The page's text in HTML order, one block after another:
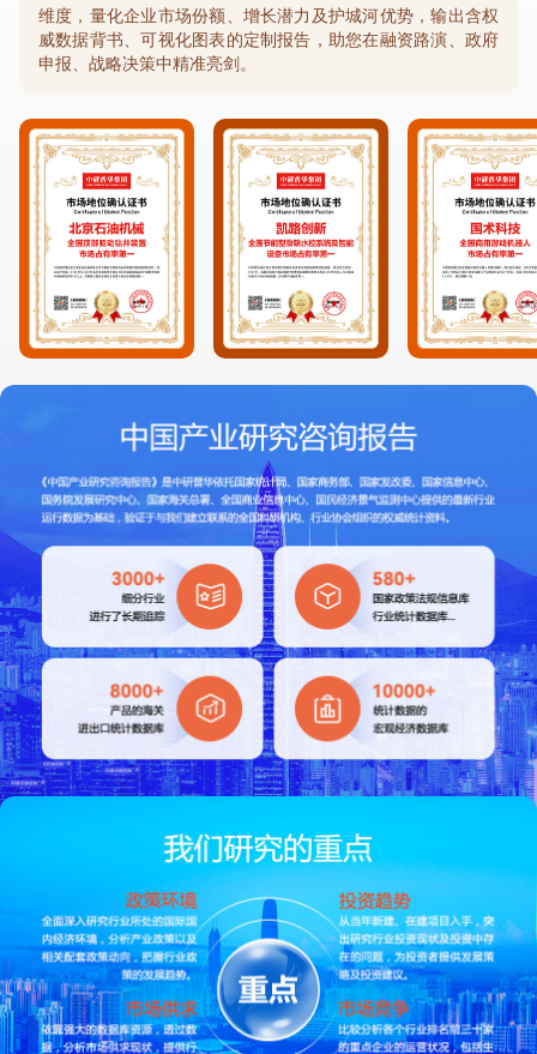
维度，量化企业市场份额、增长潜力及护城河优势，输出含权
威数据背书、可视化图表的定制报告，助您在融资路演、政府
申报、战略决策中精准亮剑。